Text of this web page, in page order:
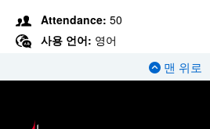
Attendance: 50
사용 언어: 영어
맨 위로